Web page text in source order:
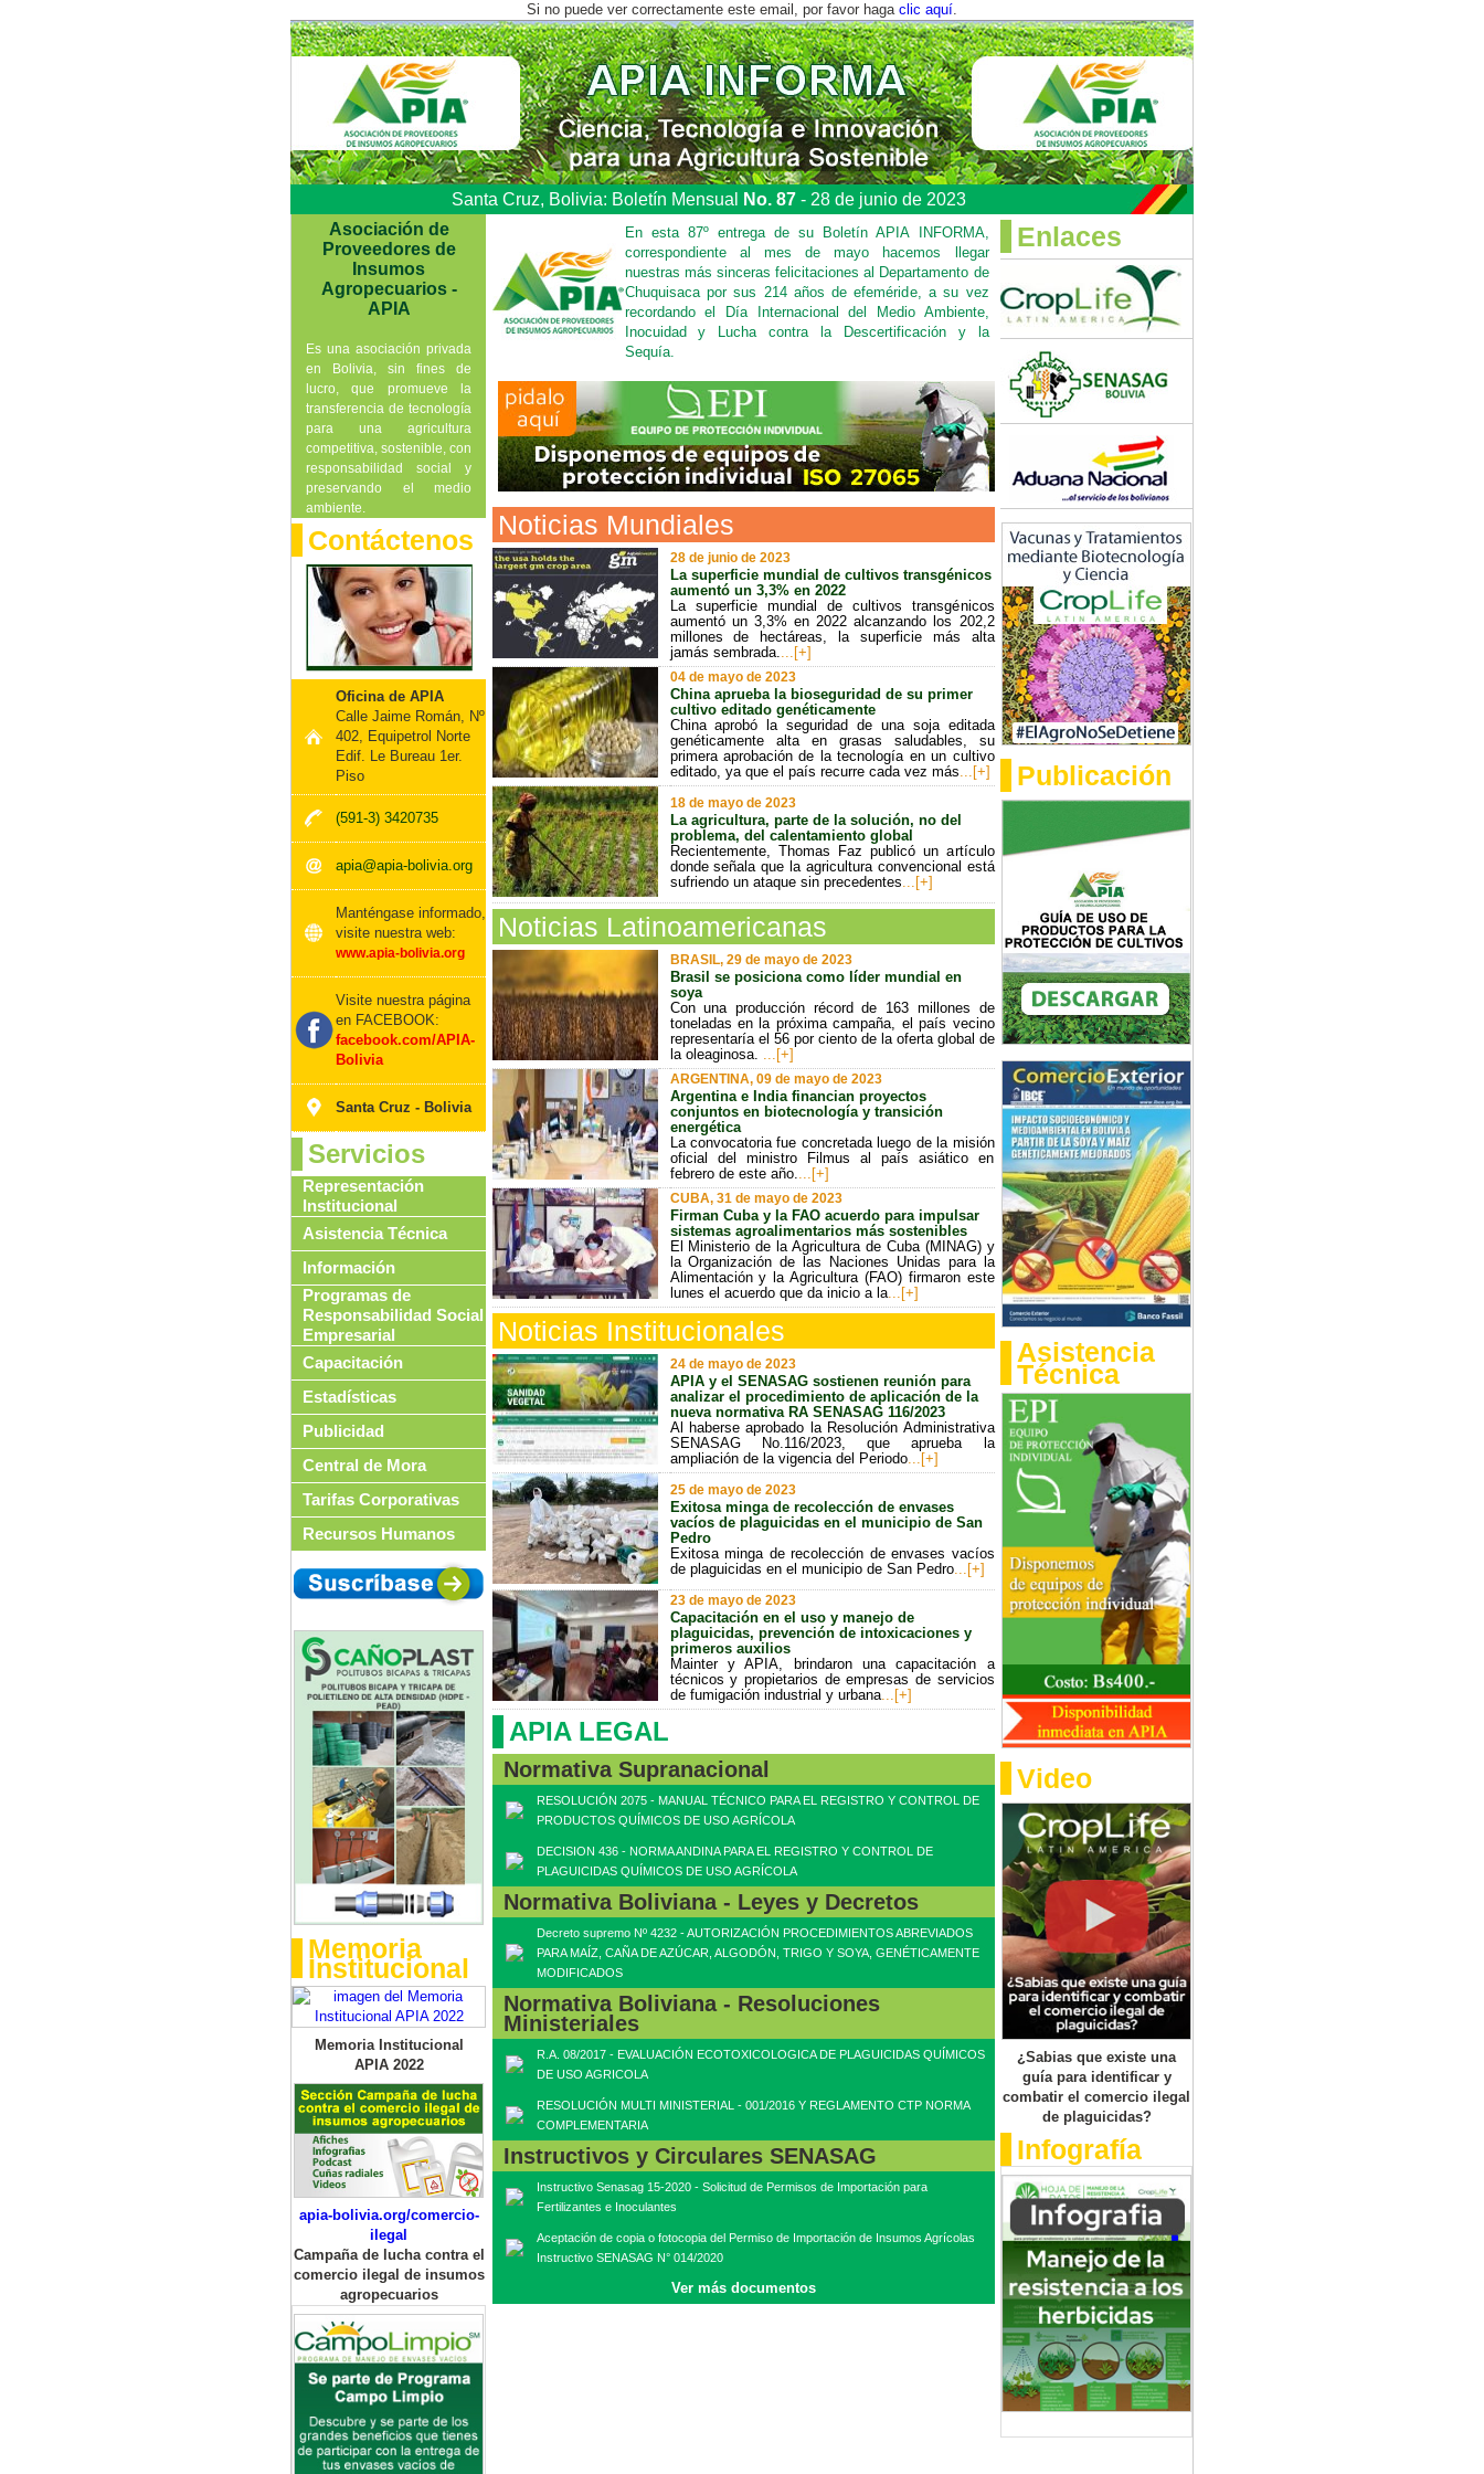
Si no puede ver correctamente este email, por favor haga clic aquí.
Santa Cruz, Bolivia: Boletín Mensual No. 87 - 28 de junio de 2023
Asociación de
Proveedores de
Insumos
Agropecuarios -
APIA
Es una asociación privada
en Bolivia, sin fines de
lucro, que promueve la
transferencia de tecnología
para una agricultura
competitiva, sostenible, con
responsabilidad social y
preservando el medio
ambiente.
Contáctenos
Oficina de APIA
Calle Jaime Román, Nº
402, Equipetrol Norte
Edif. Le Bureau 1er.
Piso
(591-3) 3420735
apia@apia-bolivia.org
Manténgase informado,
visite nuestra web:
www.apia-bolivia.org
Visite nuestra página
en FACEBOOK:
facebook.com/APIA-
Bolivia
Santa Cruz - Bolivia
Servicios
Representación
Institucional
Asistencia Técnica
Información
Programas de
Responsabilidad Social
Empresarial
Capacitación
Estadísticas
Publicidad
Central de Mora
Tarifas Corporativas
Recursos Humanos
Memoria
Institucional
Memoria Institucional
APIA 2022
apia-bolivia.org/comercio-
ilegal
Campaña de lucha contra el
comercio ilegal de insumos
agropecuarios
En esta 87º entrega de su Boletín APIA INFORMA,
correspondiente al mes de mayo hacemos llegar
nuestras más sinceras felicitaciones al Departamento de
Chuquisaca por sus 214 años de efeméride, a su vez
recordando el Día Internacional del Medio Ambiente,
Inocuidad y Lucha contra la Descertificación y la
Sequía.
Noticias Mundiales
28 de junio de 2023
La superficie mundial de cultivos transgénicos
aumentó un 3,3% en 2022
La superficie mundial de cultivos transgénicos
aumentó un 3,3% en 2022 alcanzando los 202,2
millones de hectáreas, la superficie más alta
jamás sembrada....[+]
04 de mayo de 2023
China aprueba la bioseguridad de su primer
cultivo editado genéticamente
China aprobó la seguridad de una soja editada
genéticamente alta en grasas saludables, su
primera aprobación de la tecnología en un cultivo
editado, ya que el país recurre cada vez más...[+]
18 de mayo de 2023
La agricultura, parte de la solución, no del
problema, del calentamiento global
Recientemente, Thomas Faz publicó un artículo
donde señala que la agricultura convencional está
sufriendo un ataque sin precedentes...[+]
Noticias Latinoamericanas
BRASIL, 29 de mayo de 2023
Brasil se posiciona como líder mundial en
soya
Con una producción récord de 163 millones de
toneladas en la próxima campaña, el país vecino
representaría el 56 por ciento de la oferta global de
la oleaginosa. ...[+]
ARGENTINA, 09 de mayo de 2023
Argentina e India financian proyectos
conjuntos en biotecnología y transición
energética
La convocatoria fue concretada luego de la misión
oficial del ministro Filmus al país asiático en
febrero de este año....[+]
CUBA, 31 de mayo de 2023
Firman Cuba y la FAO acuerdo para impulsar
sistemas agroalimentarios más sostenibles
El Ministerio de la Agricultura de Cuba (MINAG) y
la Organización de las Naciones Unidas para la
Alimentación y la Agricultura (FAO) firmaron este
lunes el acuerdo que da inicio a la...[+]
Noticias Institucionales
24 de mayo de 2023
APIA y el SENASAG sostienen reunión para
analizar el procedimiento de aplicación de la
nueva normativa RA SENASAG 116/2023
Al haberse aprobado la Resolución Administrativa
SENASAG No.116/2023, que aprueba la
ampliación de la vigencia del Periodo...[+]
25 de mayo de 2023
Exitosa minga de recolección de envases
vacíos de plaguicidas en el municipio de San
Pedro
Exitosa minga de recolección de envases vacíos
de plaguicidas en el municipio de San Pedro...[+]
23 de mayo de 2023
Capacitación en el uso y manejo de
plaguicidas, prevención de intoxicaciones y
primeros auxilios
Mainter y APIA, brindaron una capacitación a
técnicos y propietarios de empresas de servicios
de fumigación industrial y urbana...[+]
APIA LEGAL
Normativa Supranacional
RESOLUCIÓN 2075 - MANUAL TÉCNICO PARA EL REGISTRO Y CONTROL DE
PRODUCTOS QUÍMICOS DE USO AGRÍCOLA
DECISION 436 - NORMA ANDINA PARA EL REGISTRO Y CONTROL DE
PLAGUICIDAS QUÍMICOS DE USO AGRÍCOLA
Normativa Boliviana - Leyes y Decretos
Decreto supremo Nº 4232 - AUTORIZACIÓN PROCEDIMIENTOS ABREVIADOS
PARA MAÍZ, CAÑA DE AZÚCAR, ALGODÓN, TRIGO Y SOYA, GENÉTICAMENTE
MODIFICADOS
Normativa Boliviana - Resoluciones
Ministeriales
R.A. 08/2017 - EVALUACIÓN ECOTOXICOLOGICA DE PLAGUICIDAS QUÍMICOS
DE USO AGRICOLA
RESOLUCIÓN MULTI MINISTERIAL - 001/2016 Y REGLAMENTO CTP NORMA
COMPLEMENTARIA
Instructivos y Circulares SENASAG
Instructivo Senasag 15-2020 - Solicitud de Permisos de Importación para
Fertilizantes e Inoculantes
Aceptación de copia o fotocopia del Permiso de Importación de Insumos Agrícolas
Instructivo SENASAG N° 014/2020
Ver más documentos
Enlaces
Publicación
Asistencia
Técnica
Video
¿Sabias que existe una
guía para identificar y
combatir el comercio ilegal
de plaguicidas?
Infografía